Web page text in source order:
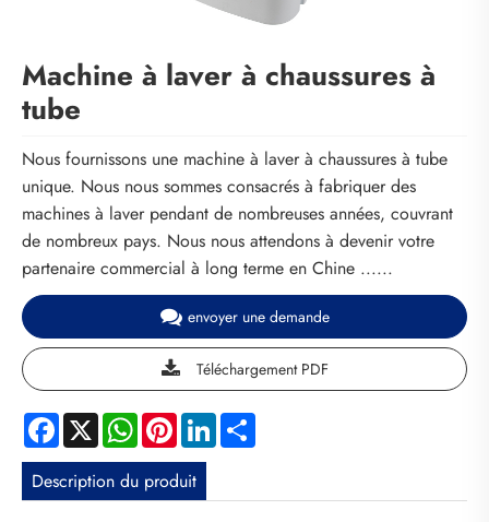
Machine à laver à chaussures à
tube
Nous fournissons une machine à laver à chaussures à tube
unique. Nous nous sommes consacrés à fabriquer des
machines à laver pendant de nombreuses années, couvrant
de nombreux pays. Nous nous attendons à devenir votre
partenaire commercial à long terme en Chine ......
envoyer une demande
Téléchargement PDF
Facebook
X WhatsApp
PinterestLinkedIn
Description du produit